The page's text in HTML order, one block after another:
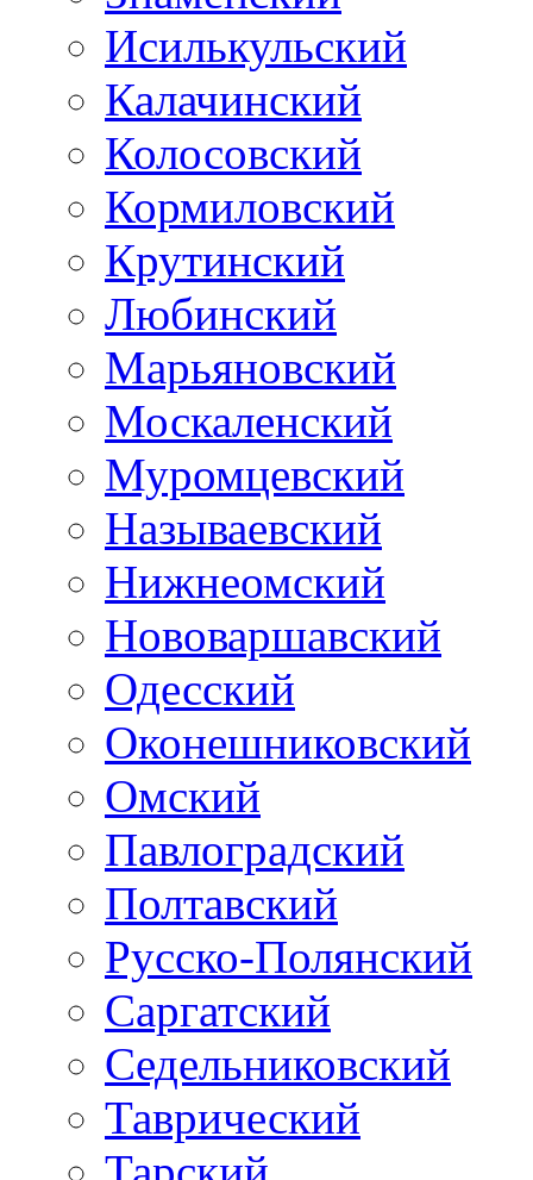
Исилькульский
Калачинский
Колосовский
Кормиловский
Крутинский
Любинский
Марьяновский
Москаленский
Муромцевский
Называевский
Нижнеомский
Нововаршавский
Одесский
Оконешниковский
Омский
Павлоградский
Полтавский
Русско-Полянский
Саргатский
Седельниковский
Таврический